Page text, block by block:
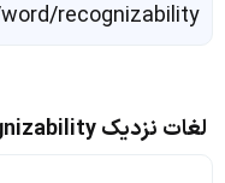
recognizability
لغات نزدیک recognizability